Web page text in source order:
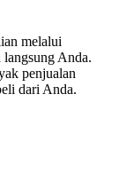
melalui
langsung Anda.
penjualan
dari Anda.